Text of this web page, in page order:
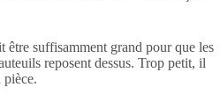
suffisamment grand pour que les
reposent dessus. Trop petit, il
pièce.